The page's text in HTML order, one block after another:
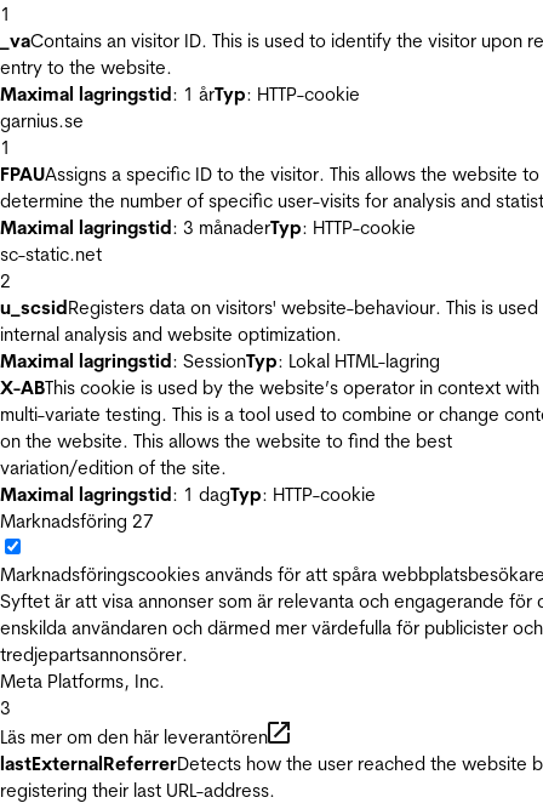
1
_vaContains an visitor ID. This is used to identify the visitor upon
entry to the website.
Maximal lagringstid: 1 årTyp: HTTP-cookie
garnius.se
1
FPAUAssigns a specific ID to the visitor. This allows the website to
determine the number of specific user-visits for analysis and
Maximal lagringstid: 3 månaderTyp: HTTP-cookie
sc-static.net
2
u_scsidRegisters data on visitors' website-behaviour. This is
internal analysis and website optimization.
Maximal lagringstid: SessionTyp: Lokal HTML-lagring
X-ABThis cookie is used by the website’s operator in context with
multi-variate testing. This is a tool used to combine or change
on the website. This allows the website to find the best
variation/edition of the site.
Maximal lagringstid: 1 dagTyp: HTTP-cookie
Marknadsföring 27
Marknadsföringscookies används för att spåra
Syftet är att visa annonser som är relevanta och engagerande för
enskilda användaren och därmed mer värdefulla för publicister och
tredjepartsannonsörer.
Meta Platforms, Inc.
3
Läs mer om den här leverantören
lastExternalReferrerDetects how the user reached the website
registering their last URL-address.